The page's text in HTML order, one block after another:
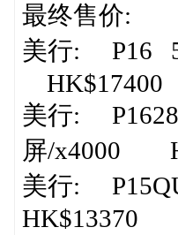
最终
美行: P16
HK$17400
美行:
屏/x4000
美行:
HK$13370